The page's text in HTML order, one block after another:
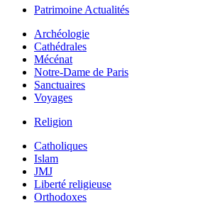
Patrimoine Actualités
Archéologie
Cathédrales
Mécénat
Notre-Dame de Paris
Sanctuaires
Voyages
Religion
Catholiques
Islam
JMJ
Liberté religieuse
Orthodoxes